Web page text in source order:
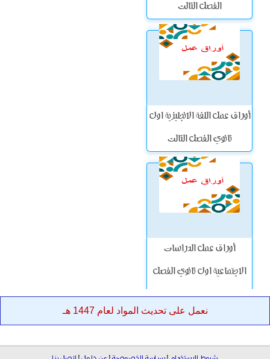
الفصل الثالث
أوراق عمل اللغة الانجليزية اول
ثانوي الفصل الثالث
أوراق عمل الدراسات
الاجتماعية اول ثانوي الفصل
الثالث
نعمل على تحديث المواد لعام 1447 هـ